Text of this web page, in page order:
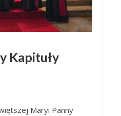
Kapituły
Maryi Panny